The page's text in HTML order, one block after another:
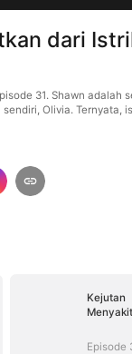
dari
31. Shawn
Olivia.
Kejutan
Episode